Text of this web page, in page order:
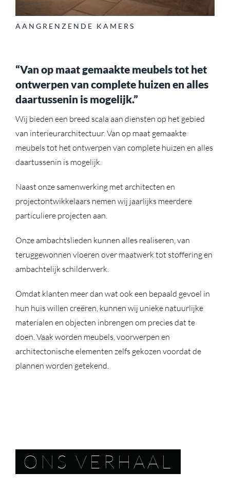
AANGRENZENDE KAMERS
“Van op maat gemaakte meubels tot het
ontwerpen van complete huizen en alles
daartussenin is mogelijk.”
Wij bieden een breed scala aan diensten op het gebied
van interieurarchitectuur. Van op maat gemaakte
meubels tot het ontwerpen van complete huizen en alles
daartussenin is mogelijk.
Naast onze samenwerking met architecten en
projectontwikkelaars nemen wij jaarlijks meerdere
particuliere projecten aan.
Onze ambachtslieden kunnen alles realiseren, van
teruggewonnen vloeren over maatwerk tot stoffering en
ambachtelijk schilderwerk.
Omdat klanten meer dan wat ook een bepaald gevoel in
hun huis willen creëren, kunnen wij unieke natuurlijke
materialen en objecten inbrengen om precies dat te
doen. Vaak worden meubels, voorwerpen en
architectonische elementen zelfs gekozen voordat de
plannen worden getekend.
ONS VERHAAL